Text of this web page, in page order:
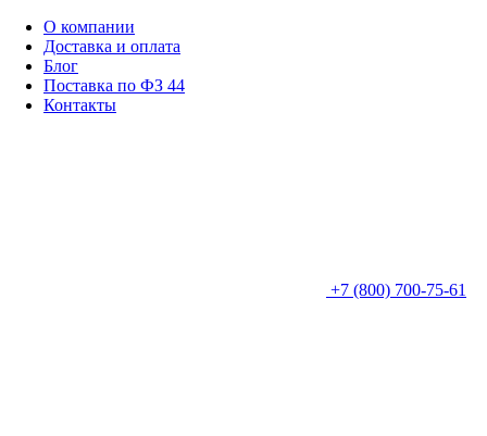
О компании
Доставка и оплата
Блог
Поставка по ФЗ 44
Контакты
+7 (800) 700-75-61